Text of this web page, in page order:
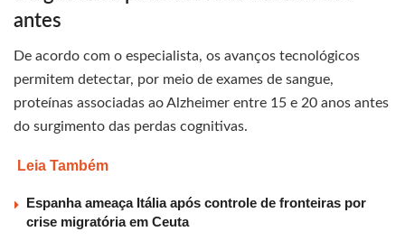
antes
De acordo com o especialista, os avanços tecnológicos
permitem detectar, por meio de exames de sangue,
proteínas associadas ao Alzheimer entre 15 e 20 anos antes
do surgimento das perdas cognitivas.
Leia Também
Espanha ameaça Itália após controle de fronteiras por
crise migratória em Ceuta